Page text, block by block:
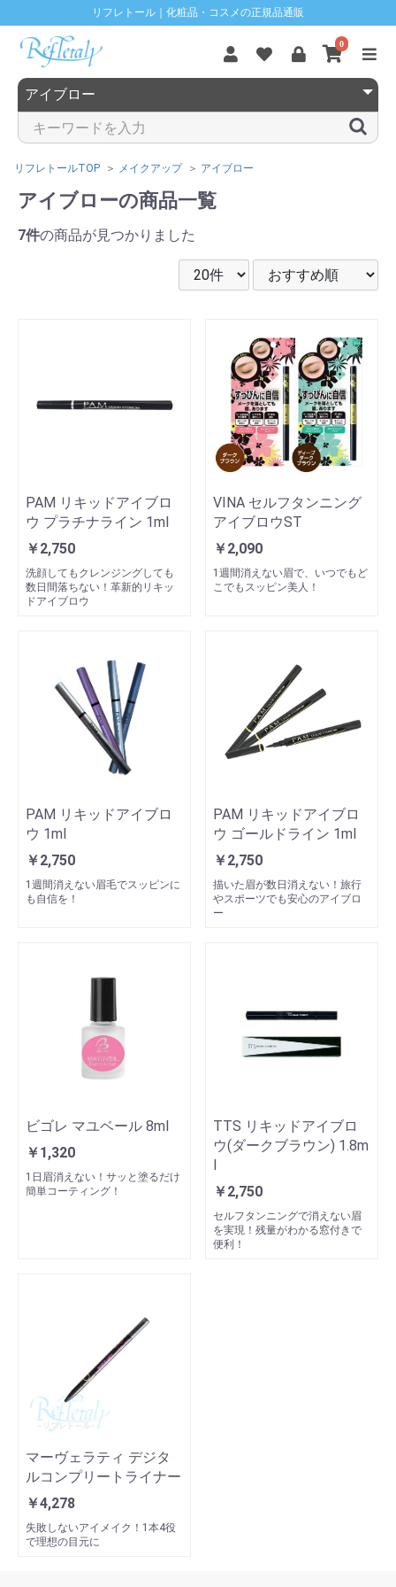
リフレトール｜化粧品・コスメの正規品通販
0
リフレトールTOP メイクアップ アイブロー
アイブローの商品一覧
7件の商品が見つかりました
PAM リキッドアイブロ
ウ プラチナライン 1ml
￥2,750
洗顔してもクレンジングしても
数日間落ちない！革新的リキッ
ドアイブロウ
VINA セルフタンニング
アイブロウST
￥2,090
1週間消えない眉で、いつでもど
こでもスッピン美人！
PAM リキッドアイブロ
ウ 1ml
￥2,750
1週間消えない眉毛でスッピンに
も自信を！
PAM リキッドアイブロ
ウ ゴールドライン 1ml
￥2,750
描いた眉が数日消えない！旅行
やスポーツでも安心のアイブロ
ー
ビゴレ マユベール 8ml
￥1,320
1日眉消えない！サッと塗るだけ
簡単コーティング！
TTS リキッドアイブロ
ウ(ダークブラウン) 1.8m
l
￥2,750
セルフタンニングで消えない眉
を実現！残量がわかる窓付きで
便利！
マーヴェラティ デジタ
ルコンプリートライナー
￥4,278
失敗しないアイメイク！1本4役
で理想の目元に